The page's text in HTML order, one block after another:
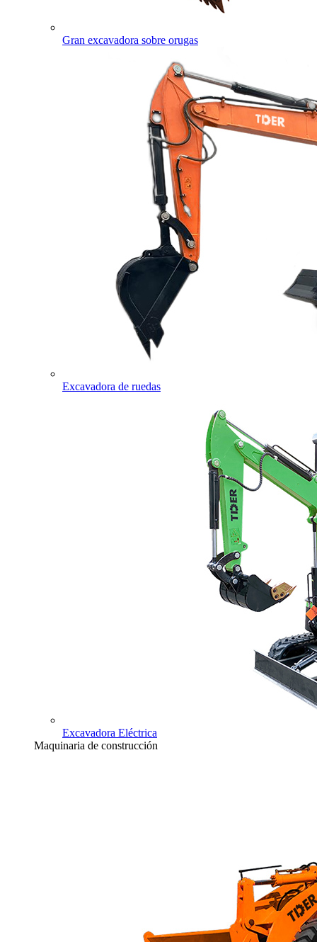
Gran excavadora sobre orugas
Excavadora de ruedas
Excavadora Eléctrica
Maquinaria de construcción